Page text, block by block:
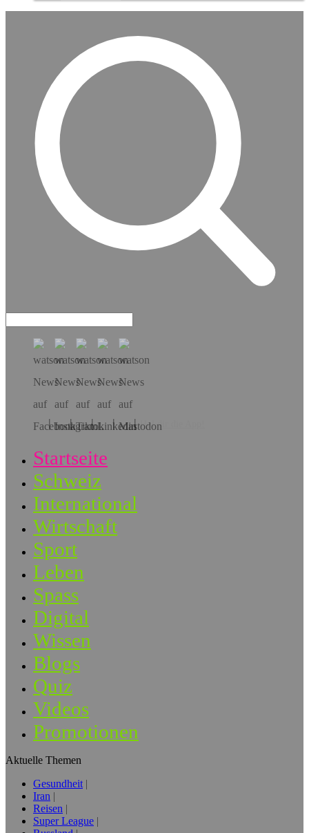
Hol dir die App!
Startseite
Schweiz
International
Wirtschaft
Sport
Leben
Spass
Digital
Wissen
Blogs
Quiz
Videos
Promotionen
Aktuelle Themen
Gesundheit
Iran
Reisen
Super League